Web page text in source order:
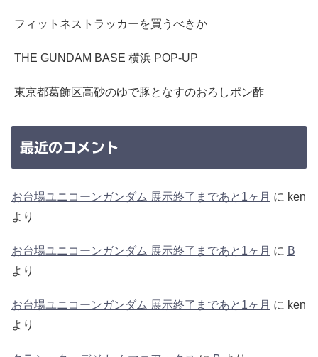
フィットネストラッカーを買うべきか
THE GUNDAM BASE 横浜 POP-UP
東京都葛飾区高砂のゆで豚となすのおろしポン酢
最近のコメント
お台場ユニコーンガンダム 展示終了まであと1ヶ月 に ken
より
お台場ユニコーンガンダム 展示終了まであと1ヶ月 に B
より
お台場ユニコーンガンダム 展示終了まであと1ヶ月 に ken
より